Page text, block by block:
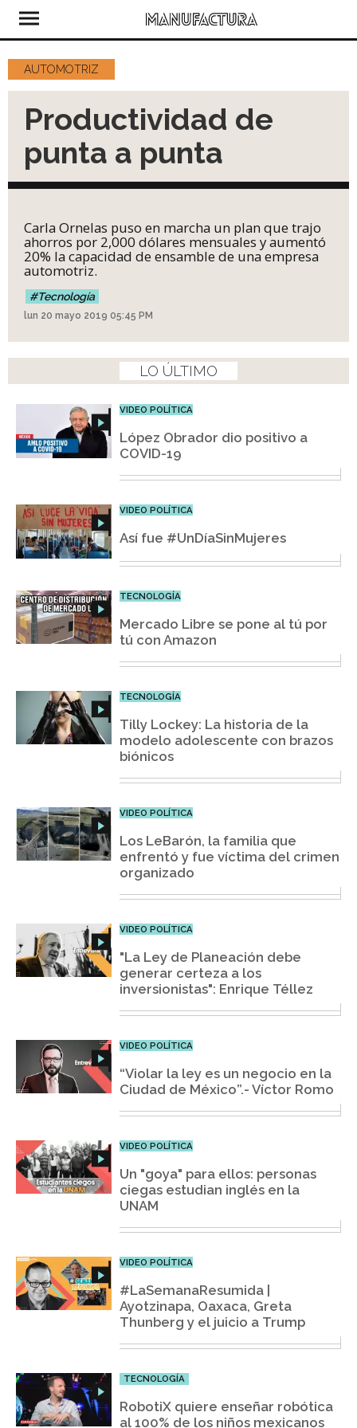
AUTOMOTRIZ
Productividad de
punta a punta
lun 20 mayo 2019 05:45 PM
Carla Ornelas puso en marcha un plan que trajo
ahorros por 2,000 dólares mensuales y aumentó
20% la capacidad de ensamble de una empresa
automotriz.
Tecnología
LO ÚLTIMO
VIDEO POLÍTICA
López Obrador dio positivo a
COVID-19
VIDEO POLÍTICA
Así fue #UnDíaSinMujeres
TECNOLOGÍA
Mercado Libre se pone al tú por
tú con Amazon
TECNOLOGÍA
Tilly Lockey: La historia de la
modelo adolescente con brazos
biónicos
VIDEO POLÍTICA
Los LeBarón, la familia que
enfrentó y fue víctima del crimen
organizado
VIDEO POLÍTICA
"La Ley de Planeación debe
generar certeza a los
inversionistas": Enrique Téllez
VIDEO POLÍTICA
“Violar la ley es un negocio en la
Ciudad de México”.- Víctor Romo
VIDEO POLÍTICA
Un "goya" para ellos: personas
ciegas estudian inglés en la
UNAM
VIDEO POLÍTICA
#LaSemanaResumida |
Ayotzinapa, Oaxaca, Greta
Thunberg y el juicio a Trump
TECNOLOGÍA
RobotiX quiere enseñar robótica
al 100% de los niños mexicanos